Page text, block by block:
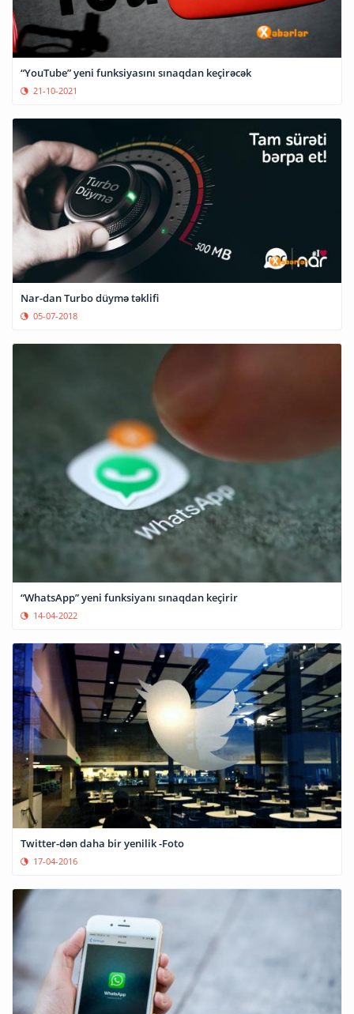
“YouTube” yeni funksiyasını sınaqdan keçirəcək
21-10-2021
Nar-dan Turbo düymə təklifi
05-07-2018
“WhatsApp” yeni funksiyanı sınaqdan keçirir
14-04-2022
Twitter-dən daha bir yenilik -Foto
17-04-2016